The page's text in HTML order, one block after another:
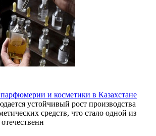
и косметики в Казахстане
устойчивый рост производства
средств, что стало одной из